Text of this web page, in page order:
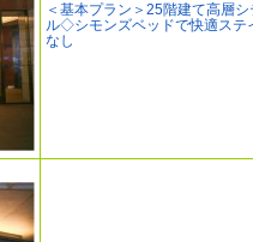
＜基本プラン＞25階建て高層
ル◇シモンズベッドで快適ステ
なし